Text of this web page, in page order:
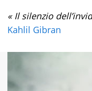
« Il silenzio
Kahlil Gibran